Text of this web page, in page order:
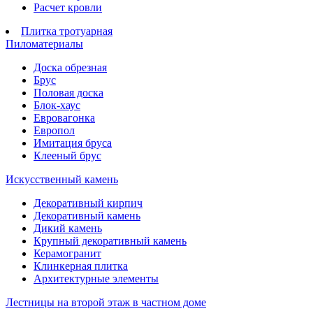
Расчет кровли
Плитка тротуарная
Пиломатериалы
Доска обрезная
Брус
Половая доска
Блок-хаус
Евровагонка
Европол
Имитация бруса
Клееный брус
Искусственный камень
Декоративный кирпич
Декоративный камень
Дикий камень
Крупный декоративный камень
Керамогранит
Клинкерная плитка
Архитектурные элементы
Лестницы на второй этаж в частном доме